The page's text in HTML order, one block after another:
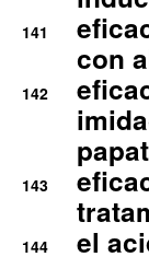
141
con
142
143
144
el